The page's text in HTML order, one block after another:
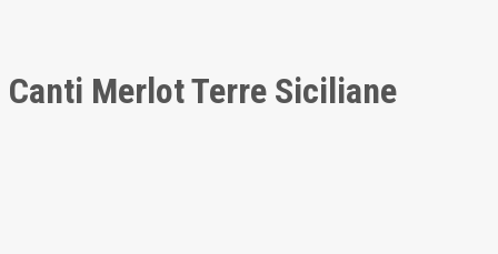
Canti Merlot Terre Siciliane